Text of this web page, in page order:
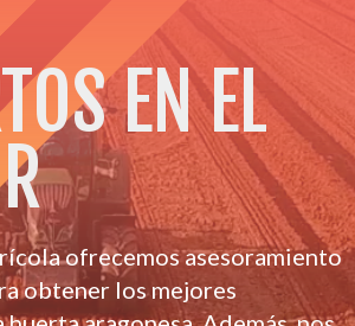
EN EL
ofrecemos asesoramiento
obtener los mejores